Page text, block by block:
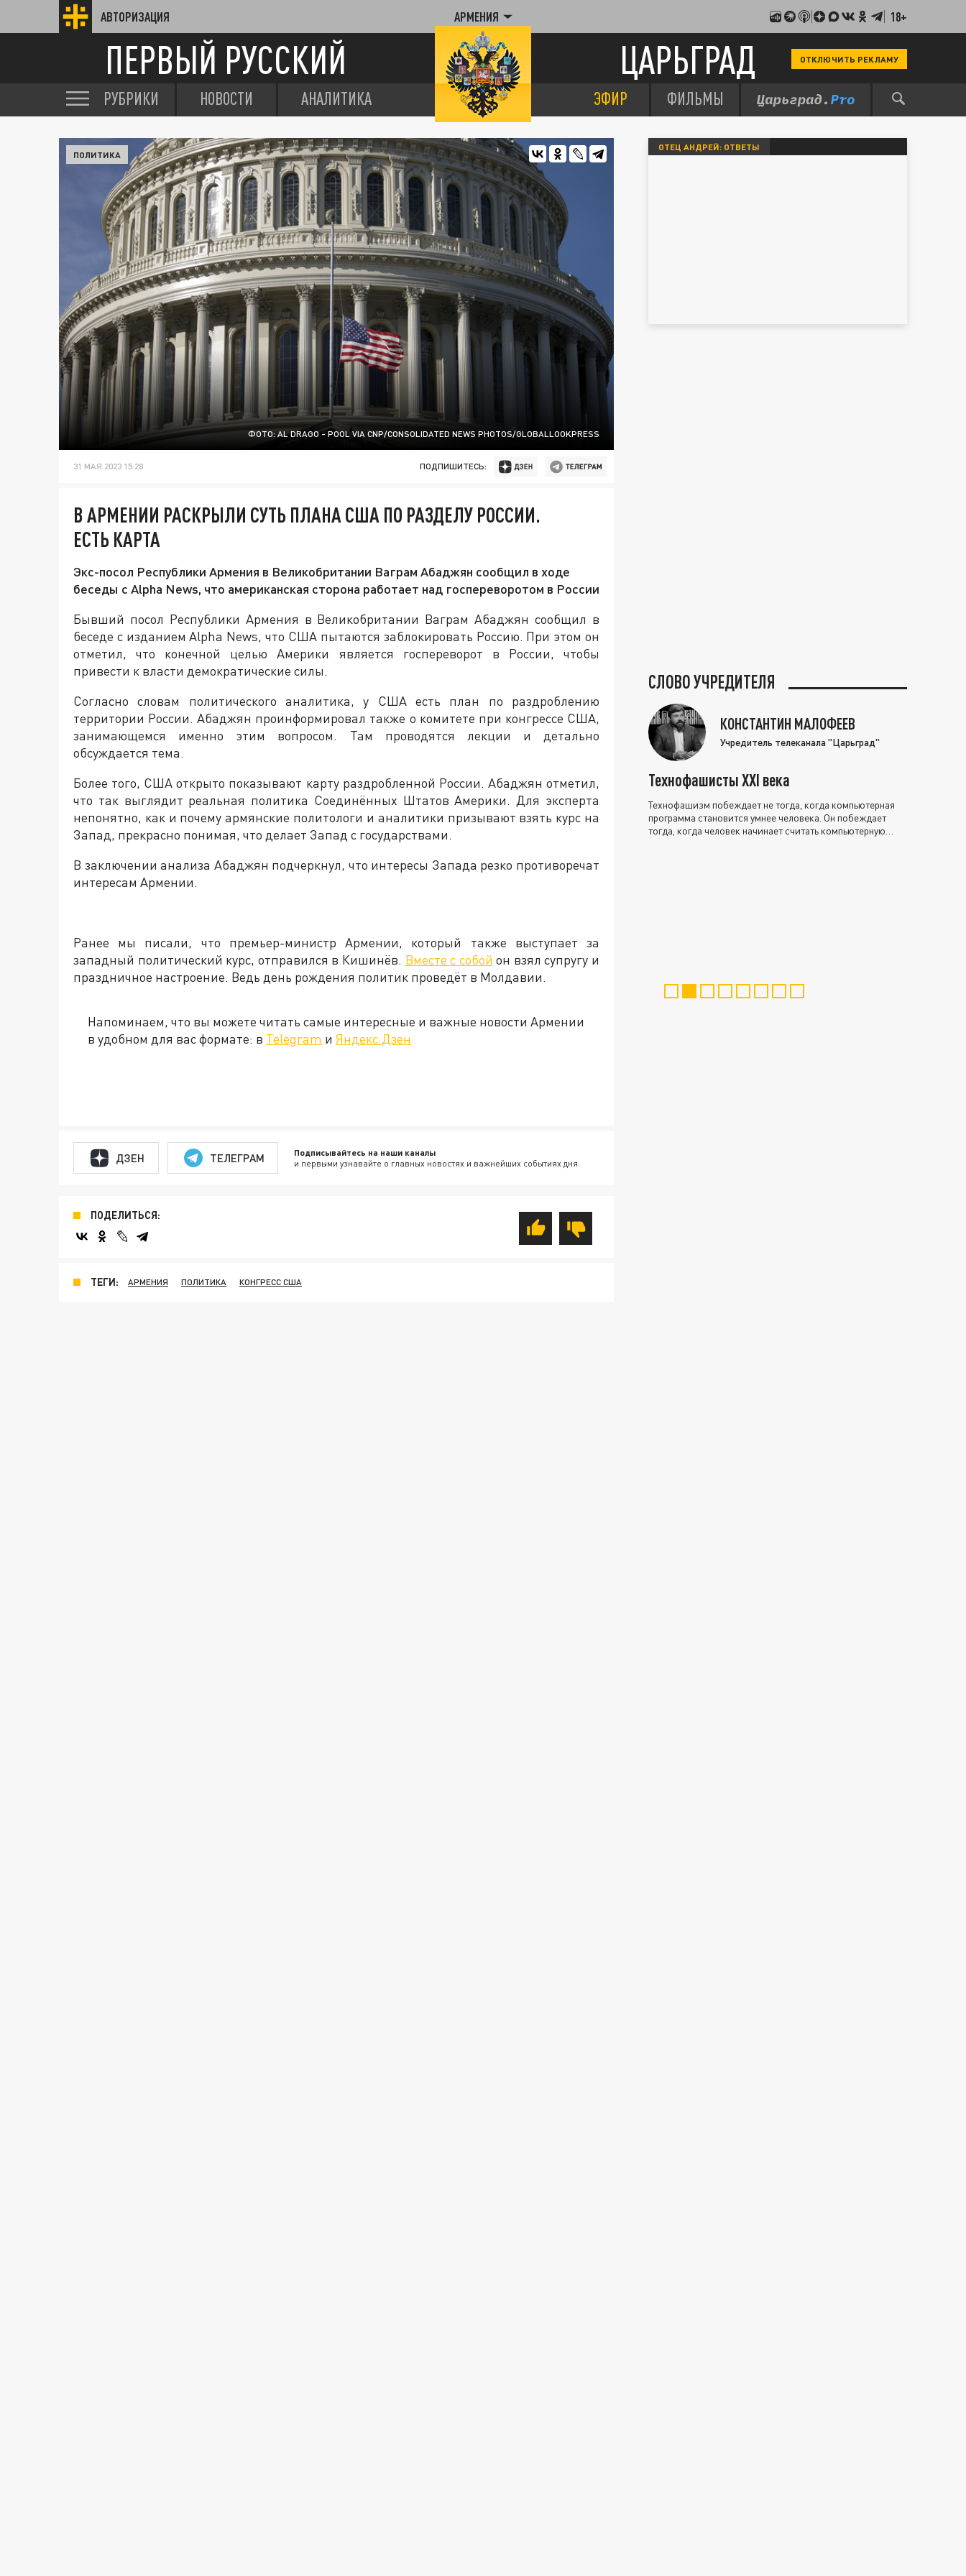
АВТОРИЗАЦИЯ АРМЕНИЯ 18+
ПЕРВЫЙ РУССКИЙ ЦАРЬГРАД ОТКЛЮЧИТЬ РЕКЛАМУ
РУБРИКИ НОВОСТИ АНАЛИТИКА ЭФИР ФИЛЬМЫ
ФОТО: AL DRAGO - POOL VIA CNP/CONSOLIDATED NEWS PHOTOS/GLOBALLOOKPRESS
ПОЛИТИКА
31 МАЯ 2023 15:28 ПОДПИШИТЕСЬ:
В АРМЕНИИ РАСКРЫЛИ СУТЬ ПЛАНА США ПО РАЗДЕЛУ РОССИИ.
ЕСТЬ КАРТА
Экс-посол Республики Армения в Великобритании Ваграм Абаджян сообщил в ходе
беседы с Alpha News, что американская сторона работает над госпереворотом в России
Бывший посол Республики Армения в Великобритании Ваграм Абаджян сообщил в
беседе с изданием Alpha News, что США пытаются заблокировать Россию. При этом он
отметил, что конечной целью Америки является госпереворот в России, чтобы
привести к власти демократические силы.
Согласно словам политического аналитика, у США есть план по раздроблению
территории России. Абаджян проинформировал также о комитете при конгрессе США,
занимающемся именно этим вопросом. Там проводятся лекции и детально
обсуждается тема.
Более того, США открыто показывают карту раздробленной России. Абаджян отметил,
что так выглядит реальная политика Соединённых Штатов Америки. Для эксперта
непонятно, как и почему армянские политологи и аналитики призывают взять курс на
Запад, прекрасно понимая, что делает Запад с государствами.
В заключении анализа Абаджян подчеркнул, что интересы Запада резко противоречат
интересам Армении.
Ранее мы писали, что премьер-министр Армении, который также выступает за
западный политический курс, отправился в Кишинёв. Вместе с собой он взял супругу и
праздничное настроение. Ведь день рождения политик проведёт в Молдавии.
Напоминаем, что вы можете читать самые интересные и важные новости Армении
в удобном для вас формате: в Telegram и Яндекс.Дзен
ДЗЕН ТЕЛЕГРАМ Подписывайтесь на наши каналы
и первыми узнавайте о главных новостях и важнейших событиях дня.
ПОДЕЛИТЬСЯ:
ТЕГИ: АРМЕНИЯ ПОЛИТИКА КОНГРЕСС США
ОТЕЦ АНДРЕЙ: ОТВЕТЫ
СЛОВО УЧРЕДИТЕЛЯ
КОНСТАНТИН МАЛОФЕЕВ
Учредитель телеканала "Царьград"
Технофашисты XXI века
Технофашизм побеждает не тогда, когда компьютерная
программа становится умнее человека. Он побеждает
тогда, когда человек начинает считать компьютерную